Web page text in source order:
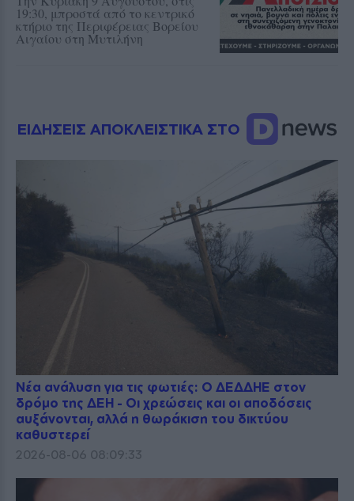
19:30, μπροστά από το κεντρικό
κτήριο της Περιφέρειας Βορείου
Αιγαίου στη Μυτιλήνη
ΕΙΔΗΣΕΙΣ ΑΠΟΚΛΕΙΣΤΙΚΑ ΣΤΟ
Νέα ανάλυση για τις φωτιές: Ο ΔΕΔΔΗΕ στον
δρόμο της ΔΕΗ - Οι χρεώσεις και οι αποδόσεις
αυξάνονται, αλλά η θωράκιση του δικτύου
καθυστερεί
2026-08-06 08:09:33